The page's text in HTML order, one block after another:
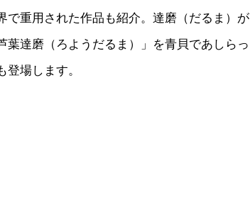
で重用された作品も紹介。達磨（だるま）が
達磨（ろようだるま）」を青貝であしらっ
場します。